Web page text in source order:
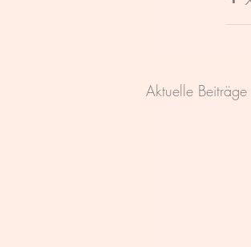
Aktuelle Beiträge